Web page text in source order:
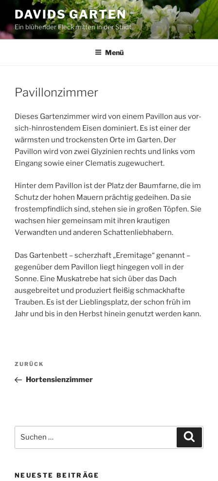
Inhalt
springen
DAVIDS GARTEN
Ein blühender Fleck mitten in der Stadt
Menü
Pavillonzimmer
Dieses Gartenzimmer wird von einem Pavillon aus vor-
sich-hinrostendem Eisen dominiert. Es ist einer der
wärmsten und trockensten Orte im Garten. Der
Pavillon wird von zwei Glyzinien rechts und links vom
Eingang sowie einer Clematis zugewuchert.
Hinter dem Pavillon ist der Platz der Baumfarne, die im
Schutz der hohen Mauern prächtig gedeihen. Da sie
frostempfindlich sind, stehen sie in großen Töpfen. Sie
wachsen hier gemeinsam mit ihren krautigen
Verwandten und anderen Schattenliebhabern.
Das Gartenbett – scherzhaft „Eremitage“ genannt –
gegenüber dem Pavillon liegt hingegen voll in der
Sonne. Eine Muskatrebe hat sich über das Dach
ausgebreitet und produziert fleißig schmackhafte
Trauben. Es ist der Lieblingsplatz, der schon früh im
Jahr und bis in den Herbst hinein genutzt werden kann.
Beitragsnavigation
Vorheriger
Beitrag
ZURÜCK
Hortensienzimmer
nach:
NEUESTE BEITRÄGE